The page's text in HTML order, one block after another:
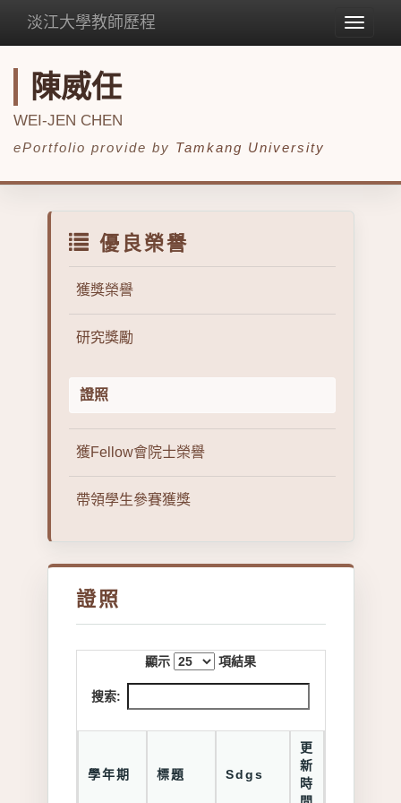
Toggle
淡江大學教師歷程
陳威任
WEI-JEN CHEN
ePortfolio provide by Tamkang University
優良榮譽
獲獎榮譽
研究獎勵
證照
獲Fellow會院士榮譽
帶領學生參賽獲獎
證照
顯示 項結果
搜索:
學年期 標題 Sdgs
更
新
時